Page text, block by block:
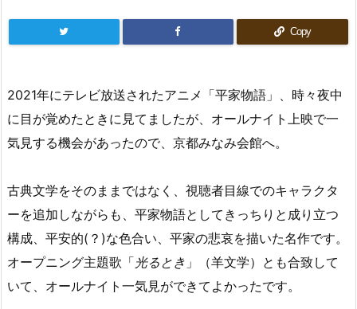
Copy
2021年にテレビ放送されたアニメ「平家物語」、時々夜中
に目が覚めたときに見てましたが、オールナイト上映で一
気見する機会があったので、京都みなみ会館へ。
古典文学をそのままではなく、視聴者目線でのキャラクタ
ーを追加しながらも、平家物語としてきっちりと成り立つ
構成、平安的(？)な色合い、平家の悲哀を描いた名作です。
オープニング主題歌「光るとき 」（羊文学）とも合致して
いて、オールナイト一気見ができてよかったです。